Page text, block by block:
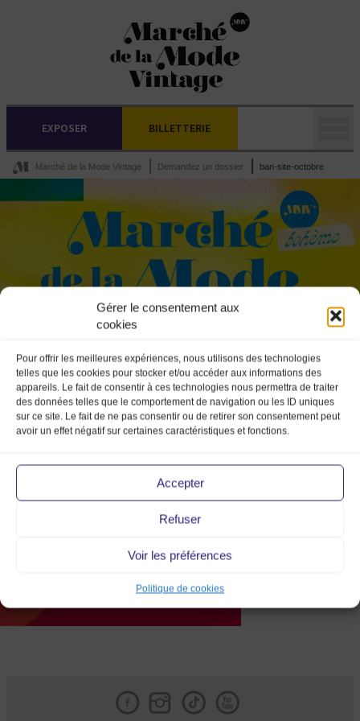
Gérer le consentement aux
cookies
Pour offrir les meilleures expériences, nous utilisons des technologies
telles que les cookies pour stocker et/ou accéder aux informations des
appareils. Le fait de consentir à ces technologies nous permettra de traiter
des données telles que le comportement de navigation ou les ID uniques
sur ce site. Le fait de ne pas consentir ou de retirer son consentement peut
avoir un effet négatif sur certaines caractéristiques et fonctions.
Accepter
Refuser
Voir les préférences
Politique de cookies
EXPOSER BILLETTERIE
Marché de la Mode Vintage Demandez un dossier ban-site-octobre
ban-site-octobre